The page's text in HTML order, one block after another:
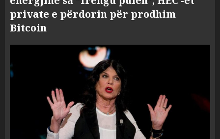
private e përdorin për prodhim
Bitcoin